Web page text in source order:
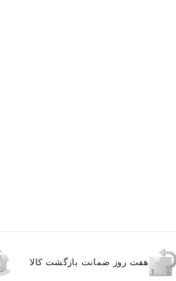
هفت روز ضمانت بازگشت کالا